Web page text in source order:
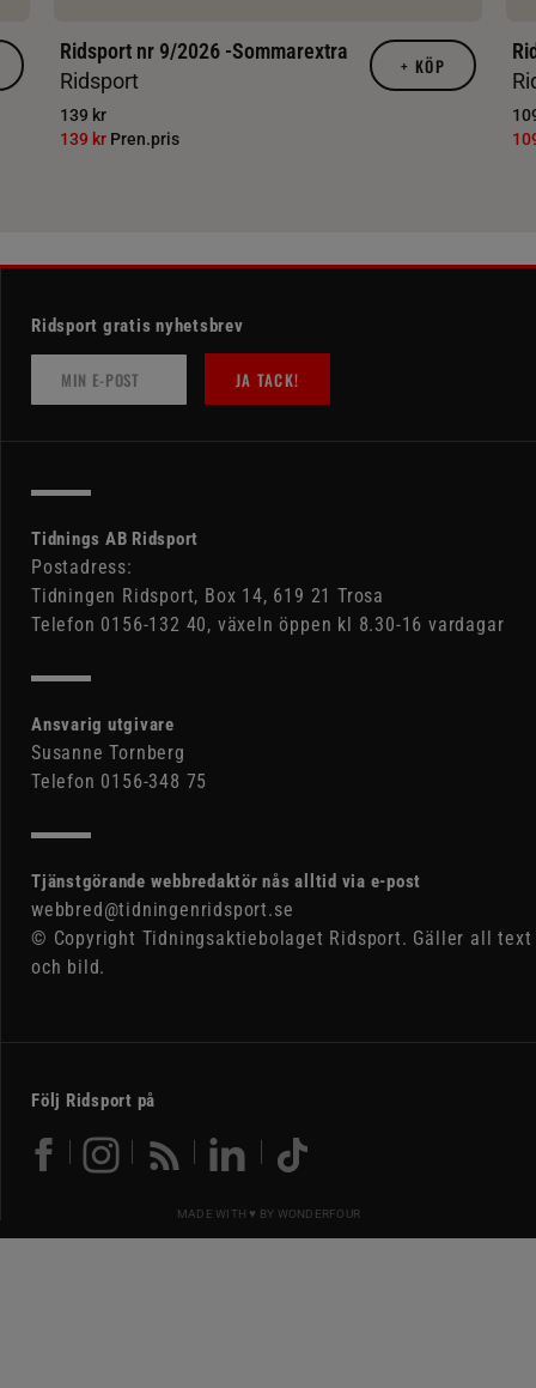
Ridsport nr 9/2026 -Sommarextra
Ridsport
139 kr
139 kr Pren.pris
+ KÖP
Ridsport gratis nyhetsbrev
JA TACK!
Tidnings AB Ridsport
Postadress:
Tidningen Ridsport, Box 14, 619 21 Trosa
Telefon 0156-132 40, växeln öppen kl 8.30-16 vardagar
Ansvarig utgivare
Susanne Tornberg
Telefon 0156-348 75
Tjänstgörande webbredaktör nås alltid via e-post
webbred@tidningenridsport.se
© Copyright Tidningsaktiebolaget Ridsport. Gäller all text
och bild.
Följ Ridsport på
MADE WITH ♥ BY WONDERFOUR